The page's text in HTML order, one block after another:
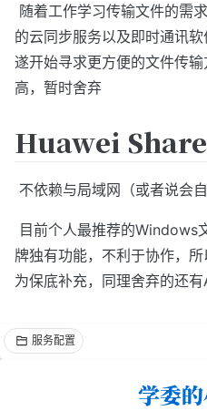
随着工作学习传输文件的需
的云同步服务以及即时通讯软
遂开始寻求更方便的文件传
高，暂时舍弃
Huawei Share
不依赖与局域网（或者说会
目前个人最推荐的Windows
牌独有功能，不利于协作，
为保底补充，同理舍弃的还有
服务配置
学委